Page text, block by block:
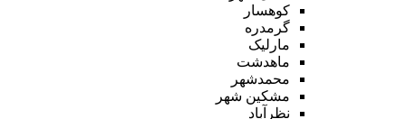
کوهسار
گرمدره
مارلیک
ماهدشت
محمدشهر
مشکین شهر
نظرآباد